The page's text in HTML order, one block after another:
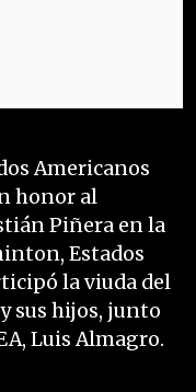
Americanos
honor al
Piñera en la
Estados
la viuda del
sus hijos, junto
Luis Almagro.